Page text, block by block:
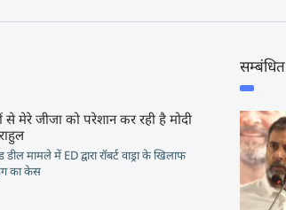
से मेरे जीजा को परेशान कर रही है मोदी
डील मामले में ED द्वारा रॉबर्ट वाड्रा के खिलाफ
का केस